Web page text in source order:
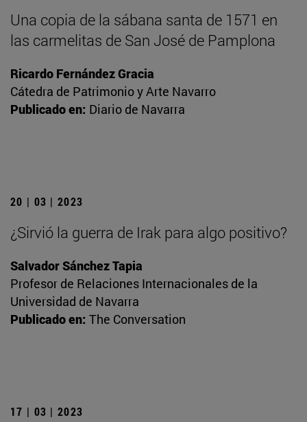
Una copia de la sábana santa de 1571 en
las carmelitas de San José de Pamplona
Ricardo Fernández Gracia
Cátedra de Patrimonio y Arte Navarro
Publicado en: Diario de Navarra
20 | 03 | 2023
¿Sirvió la guerra de Irak para algo positivo?
Salvador Sánchez Tapia
Profesor de Relaciones Internacionales de la
Universidad de Navarra
Publicado en: The Conversation
17 | 03 | 2023